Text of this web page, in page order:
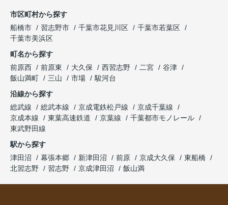
市区町村から探す
船橋市
習志野市 千葉市花見川区
千葉市若葉区
千葉市美浜区
町名から探す
前原西
前原東 大久保 西習志野 二宮
谷津
飯山満町
三山 市場
駿河台
沿線から探す
総武線
総武本線 京成電鉄松戸線
京成千葉線
京成本線
東葉高速鉄道 京葉線
千葉都市モノレール
東武野田線
駅から探す
津田沼
幕張本郷 新津田沼 前原 京成大久保
東船橋
北習志野
習志野 京成津田沼 飯山満